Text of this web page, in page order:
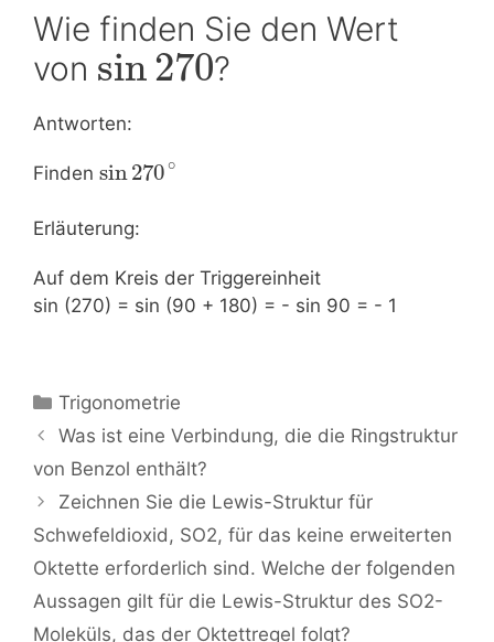
Wie finden Sie den Wert
von sin270?
Antworten:
Finden sin270 ∘
Erläuterung:
Auf dem Kreis der Triggereinheit
sin (270) = sin (90 + 180) = - sin 90 = - 1
Kategorien
Trigonometrie
Beitrags-
Navigation
Was ist eine Verbindung, die die Ringstruktur
von Benzol enthält?
Zeichnen Sie die Lewis-Struktur für
Schwefeldioxid, SO2, für das keine erweiterten
Oktette erforderlich sind. Welche der folgenden
Aussagen gilt für die Lewis-Struktur des SO2-
Moleküls, das der Oktettregel folgt?